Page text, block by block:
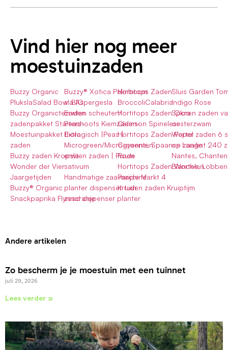
Vind hier nog meer
moestuinzaden
Buzzy Organic
PlukslaSalad Bowl BIO
Buzzy Organictezaden
zadenpakket Starters-
Moestuinpakket Extra
zaden
Buzzy zaden Kropsla
Wonder der Vier
Jaargetijden
Buzzy® Organic
Snackpaprika Flynnoranje
Buzzy® Xotica Palmboom
sla Aspergesla
Erwten scheuten/
Peashoots Kiemzaden-
Biologisch |Peas |
Microgreen/Microgroenten
erwten zaden | Pisum
sativum
Handmatige zaaimachine
planter dispenser tuin
zaad dispenser planter
Hortitops Zaden
BroccoliCalabria
Hortitops Zaden Okra
Clemson Spineless
Hortitops Zaden Peper
Cayenne, Spaanse Lange
Rode
Hortitops Zaden Wortelen
Parijse Markt 4
Kruiden zaden Kruiptijm
Sluis Garden
Indigo Rose
Sporen zaden
oesterzwam
Wortel zaden 6
op zaailint 240
Nantes,
Blanche,
Andere artikelen
Zo bescherm je je moestuin met een tuinnet
juli 29, 2026
Lees verder »